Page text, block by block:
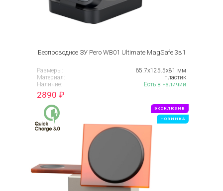
Беспроводное ЗУ Pero WB01 Ultimate MagSafe 3в1
Размеры:
65.7х125.5х81 мм
Материал:
пластик
Наличие:
Есть в наличии
2890 ₽
ЭКСКЛЮЗИВ
НОВИНКА